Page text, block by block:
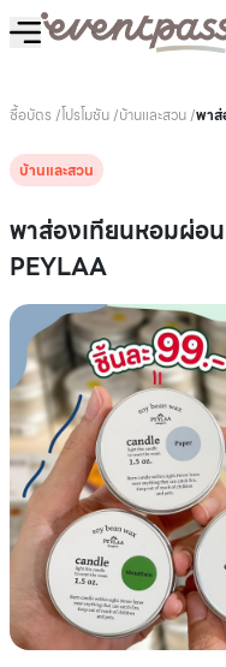
ซื้อบัตร /โปรโมชัน/บ้านและสวน/พาส่
บ้านและสวน
พาส่องเทียนหอมผ่อ
PEYLAA